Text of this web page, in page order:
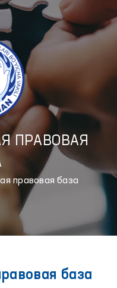
ПРАВОВАЯ
правовая база
база